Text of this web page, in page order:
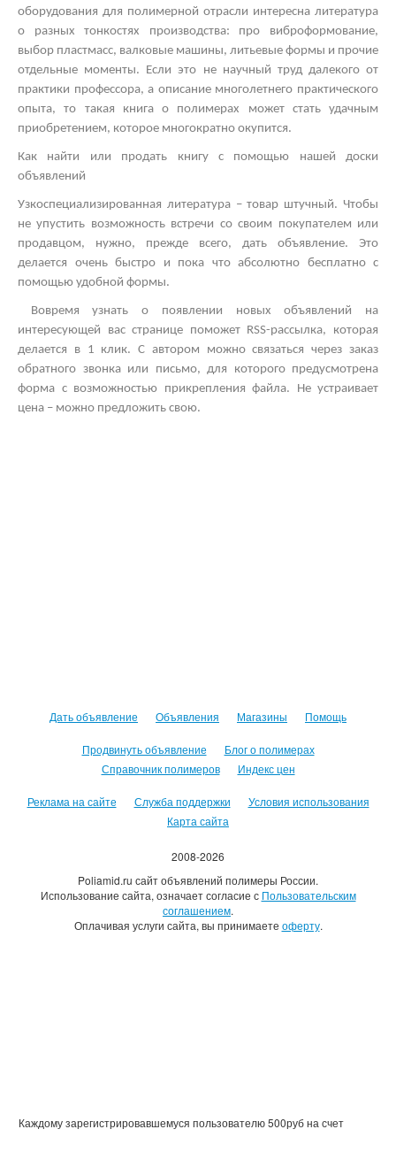
оборудования для полимерной отрасли интересна литература
о разных тонкостях производства: про виброформование,
выбор пластмасс, валковые машины, литьевые формы и прочие
отдельные моменты. Если это не научный труд далекого от
практики профессора, а описание многолетнего практического
опыта, то такая книга о полимерах может стать удачным
приобретением, которое многократно окупится.
Как найти или продать книгу с помощью нашей доски
объявлений
Узкоспециализированная литература – товар штучный. Чтобы
не упустить возможность встречи со своим покупателем или
продавцом, нужно, прежде всего, дать объявление. Это
делается очень быстро и пока что абсолютно бесплатно с
помощью удобной формы.
Вовремя узнать о появлении новых объявлений на
интересующей вас странице поможет RSS-рассылка, которая
делается в 1 клик. С автором можно связаться через заказ
обратного звонка или письмо, для которого предусмотрена
форма с возможностью прикрепления файла. Не устраивает
цена – можно предложить свою.
Дать объявление Объявления Магазины Помощь
Продвинуть объявление
Блог о полимерах
Справочник полимеров
Индекс цен
Реклама на сайте Служба поддержки
Условия использования
Карта сайта
2008-2026
Poliamid.ru сайт объявлений полимеры России.
Использование сайта, означает согласие с Пользовательским
соглашением.
Оплачивая услуги сайта, вы принимаете оферту.
Каждому зарегистрировавшемуся пользователю 500руб на счет